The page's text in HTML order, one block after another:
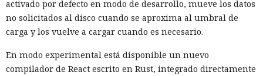
sortearlas. Otros productos evaluados —de Google,
Anthropic, Microsoft y Perplexity— resultaron ser aún más
alrededor de veinte fallos que permiten acceder a archivos
en el equipo, a gestores de contraseñas y al historial del
activado por defecto en modo de desarrollo, mueve los datos
no solicitados al disco cuando se aproxima al umbral de
carga y los vuelve a cargar cuando es necesario.
En modo experimental está disponible un nuevo
compilador de React escrito en Rust, integrado directamente